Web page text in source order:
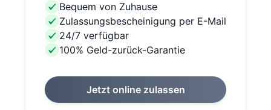
Bequem von Zuhause
Zulassungsbescheinigung per E-Mail
24/7 verfügbar
100% Geld-zurück-Garantie
Jetzt online zulassen